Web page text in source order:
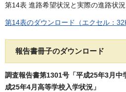
第14表 進路希望状況と実際の進路状
第14表のダウンロード（エクセル：
報告書冊子のダウンロード
調査報告書第1301号「平成25年3月中
成25年4月高等学校入学状況」